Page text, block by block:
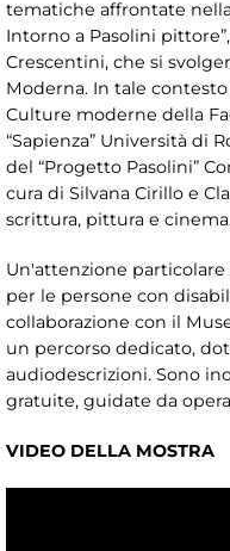
tematiche affrontate
Intorno a Pasolini
Crescentini, che si
Moderna. In tale
Culture moderne della
“Sapienza” Università di
del “Progetto Pasolini”
cura di Silvana Cirillo e
scrittura, pittura e
Un'attenzione particolare
per le persone con
collaborazione con il
un percorso dedicato,
audiodescrizioni. Sono
gratuite, guidate da
VIDEO DELLA MOSTRA